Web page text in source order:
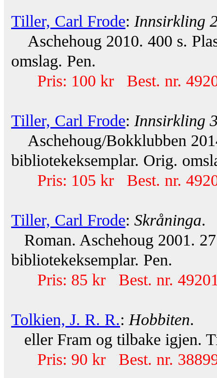
Tiller, Carl Frode: Innsirkling
Aschehoug 2010. 400 s.
omslag. Pen.
Pris: 100 kr Best. nr.
Tiller, Carl Frode: Innsirkling
Aschehoug/Bokklubben
bibliotekeksemplar. Orig.
Pris: 105 kr Best. nr.
Tiller, Carl Frode: Skråninga.
Roman. Aschehoug 2001.
bibliotekeksemplar. Pen.
Pris: 85 kr Best. nr.
Tolkien, J. R. R.: Hobbiten.
eller Fram og tilbake igjen.
Pris: 90 kr Best. nr.